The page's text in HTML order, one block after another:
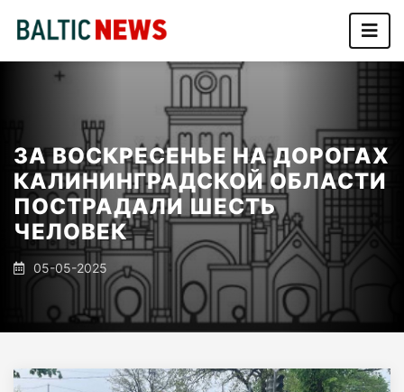
ЗА ВОСКРЕСЕНЬЕ НА ДОРОГАХ
КАЛИНИНГРАДСКОЙ ОБЛАСТИ
ПОСТРАДАЛИ ШЕСТЬ
ЧЕЛОВЕК
05-05-2025